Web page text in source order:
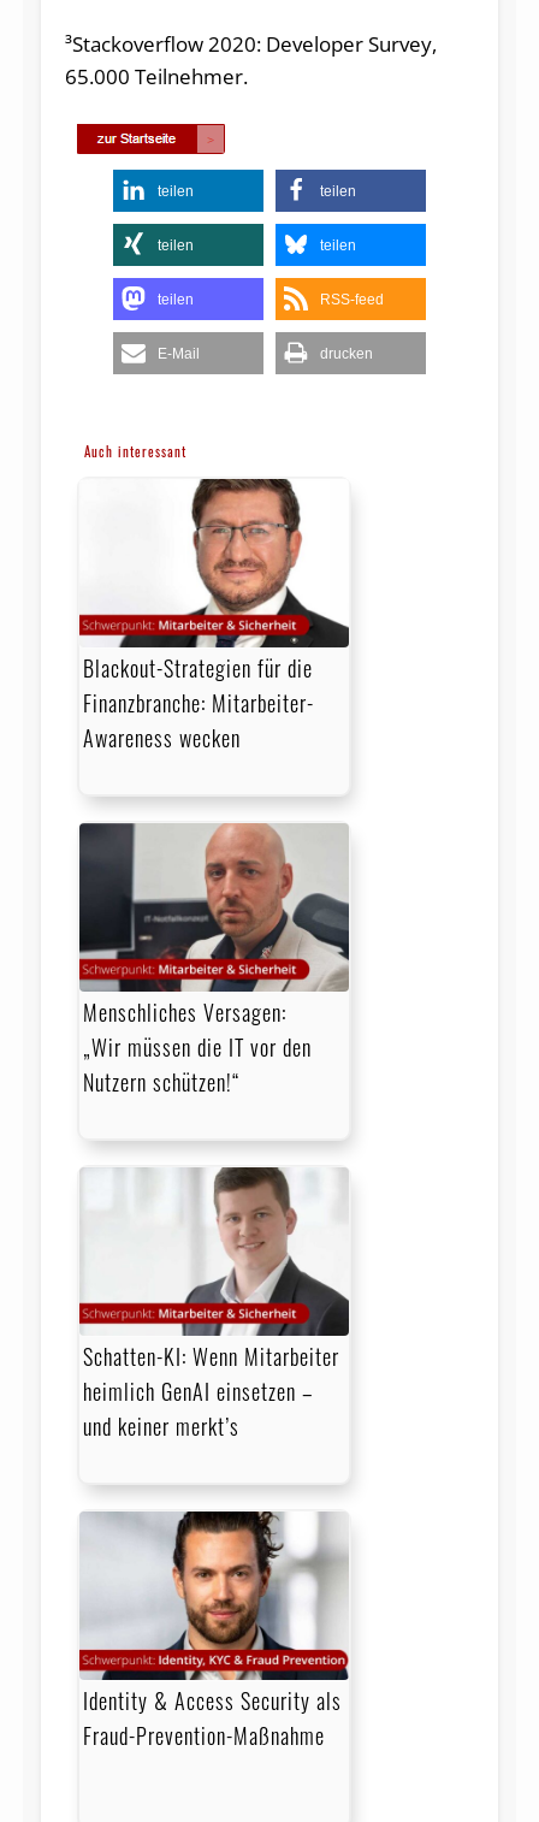
³Stackoverflow 2020: Developer Survey,
65.000 Teilnehmer.
teilen teilen
teilen teilen
teilen RSS-feed
E-Mail drucken
Auch interessant
Blackout-Strategien für die
Finanzbranche: Mitarbeiter-
Awareness wecken
Menschliches Versagen:
„Wir müssen die IT vor den
Nutzern schützen!“
Schatten-KI: Wenn Mitarbeiter
heimlich GenAI einsetzen –
und keiner merkt’s
Identity & Access Security als
Fraud-Prevention-Maßnahme